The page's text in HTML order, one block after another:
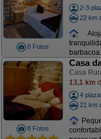
8 Fotos
2-3
22 km
8 Fotos
Casa
Casa
13,1 km
4
21 km